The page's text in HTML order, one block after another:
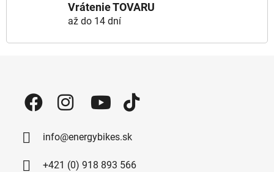
Vrátenie TOVARU
až do 14 dní
info@energybikes.sk
+421 (0) 918 893 566